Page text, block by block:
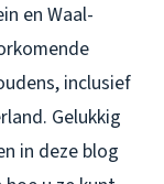
en Waal-
inclusief
Gelukkig
in deze blog